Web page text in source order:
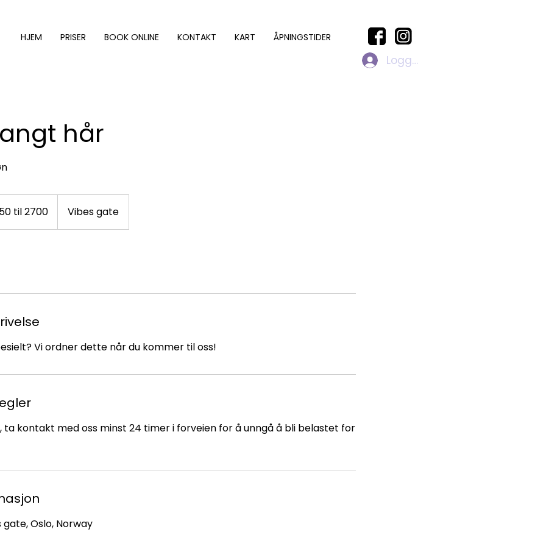
HJEM PRISER BOOK ONLINE KONTAKT KART ÅPNINGSTIDER
Logg inn
hår
til 2700 Vibes gate
Vi ordner dette når du kommer til oss!
ta kontakt med oss minst 24 timer i forveien for å unngå å bli belastet for
gate, Oslo, Norway